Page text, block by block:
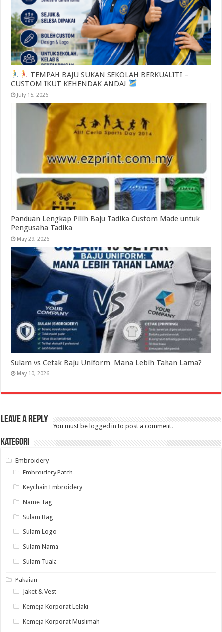
TEMPAH BAJU SUKAN SEKOLAH BERKUALITI –
CUSTOM IKUT KEHENDAK ANDA!
July 15, 2026
Panduan Lengkap Pilih Baju Tadika Custom Made untuk
Pengusaha Tadika
May 29, 2026
Sulam vs Cetak Baju Uniform: Mana Lebih Tahan Lama?
May 10, 2026
Leave a Reply
You must be logged in to post a comment.
Kategori
Embroidery
Embroidery Patch
Keychain Embroidery
Name Tag
Sulam Bag
Sulam Logo
Sulam Nama
Sulam Tuala
Pakaian
Jaket & Vest
Kemeja Korporat Lelaki
Kemeja Korporat Muslimah